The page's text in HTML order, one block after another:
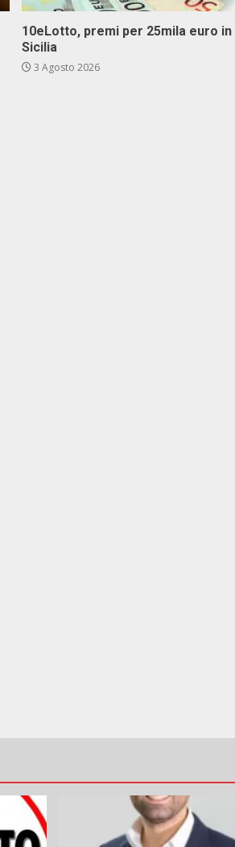
10eLotto, premi per 25mila euro in
Sicilia
3 Agosto 2026